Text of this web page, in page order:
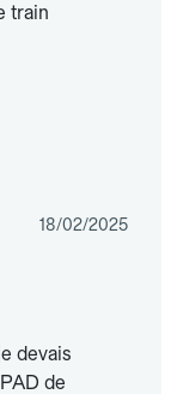
train
18/02/2025
devais
de